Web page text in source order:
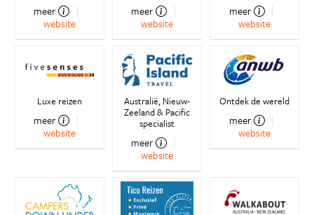
meer
website
meer
website
meer
website
Luxe reizen
meer
website
Australië, Nieuw-
Zeeland & Pacific
specialist
meer
website
Ontdek de wereld
meer
website